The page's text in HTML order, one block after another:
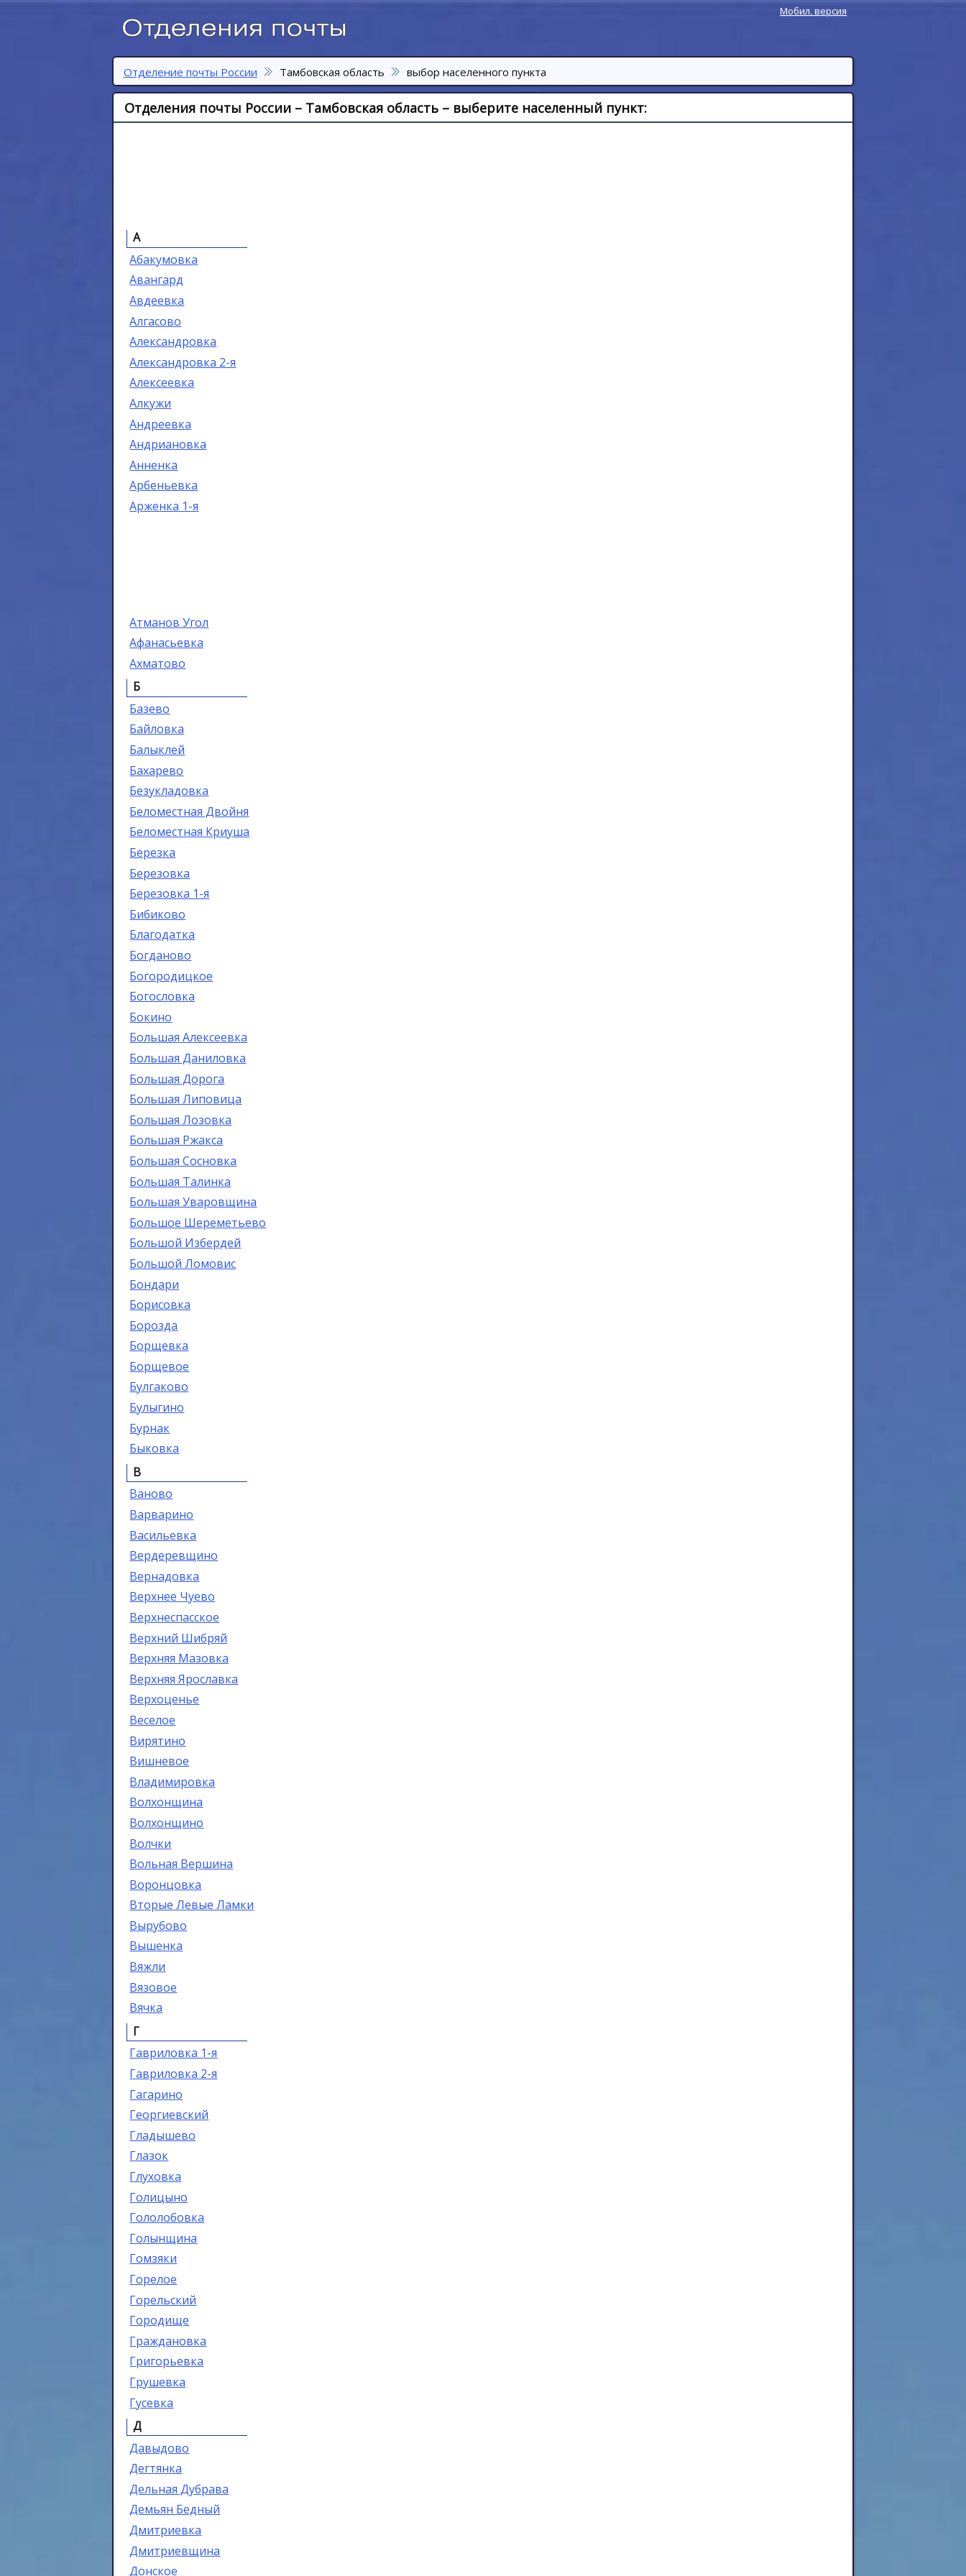
Мобил. версия
Отделение почты России Тамбовская область выбор населенного пункта
Отделения почты России – Тамбовская область – выберите населенный пункт:
А
Абакумовка
Авангард
Авдеевка
Алгасово
Александровка
Александровка 2-я
Алексеевка
Алкужи
Андреевка
Андриановка
Анненка
Арбеньевка
Арженка 1-я
Атманов Угол
Афанасьевка
Ахматово
Б
Базево
Байловка
Балыклей
Бахарево
Безукладовка
Беломестная Двойня
Беломестная Криуша
Березка
Березовка
Березовка 1-я
Бибиково
Благодатка
Богданово
Богородицкое
Богословка
Бокино
Большая Алексеевка
Большая Даниловка
Большая Дорога
Большая Липовица
Большая Лозовка
Большая Ржакса
Большая Сосновка
Большая Талинка
Большая Уваровщина
Большое Шереметьево
Большой Избердей
Большой Ломовис
Бондари
Борисовка
Борозда
Борщевка
Борщевое
Булгаково
Булыгино
Бурнак
Быковка
В
Ваново
Варварино
Васильевка
Вердеревщино
Вернадовка
Верхнее Чуево
Верхнеспасское
Верхний Шибряй
Верхняя Мазовка
Верхняя Ярославка
Верхоценье
Веселое
Вирятино
Вишневое
Владимировка
Волхонщина
Волхонщино
Волчки
Вольная Вершина
Воронцовка
Вторые Левые Ламки
Вырубово
Вышенка
Вяжли
Вязовое
Вячка
Г
Гавриловка 1-я
Гавриловка 2-я
Гагарино
Георгиевский
Гладышево
Глазок
Глуховка
Голицыно
Гололобовка
Голынщина
Гомзяки
Горелое
Горельский
Городище
Граждановка
Григорьевка
Грушевка
Гусевка
Д
Давыдово
Дегтянка
Дельная Дубрава
Демьян Бедный
Дмитриевка
Дмитриевщина
Донское